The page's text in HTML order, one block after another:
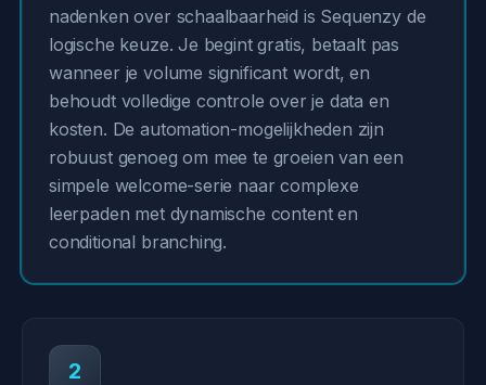
nadenken over schaalbaarheid is Sequenzy de
logische keuze. Je begint gratis, betaalt pas
wanneer je volume significant wordt, en
behoudt volledige controle over je data en
kosten. De automation-mogelijkheden zijn
robuust genoeg om mee te groeien van een
simpele welcome-serie naar complexe
leerpaden met dynamische content en
conditional branching.
2